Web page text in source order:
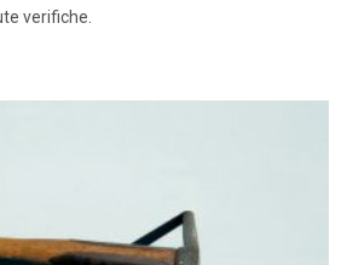
verifiche.